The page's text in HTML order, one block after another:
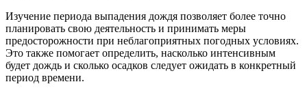
Изучение периода выпадения дождя позволяет более точно
планировать свою деятельность и принимать меры
предосторожности при неблагоприятных погодных условиях.
Это также помогает определить, насколько интенсивным
будет дождь и сколько осадков следует ожидать в конкретный
период времени.